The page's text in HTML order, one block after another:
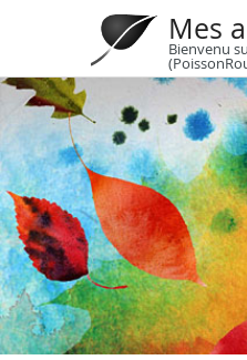
Mes
Bienvenu